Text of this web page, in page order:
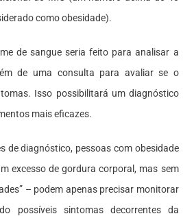
como obesidade).
de sangue seria feito para analisar a
de uma consulta para avaliar se o
Isso possibilitará um diagnóstico
mais eficazes.
de diagnóstico, pessoas com obesidade
excesso de gordura corporal, mas sem
– podem apenas precisar monitorar
possíveis sintomas decorrentes da